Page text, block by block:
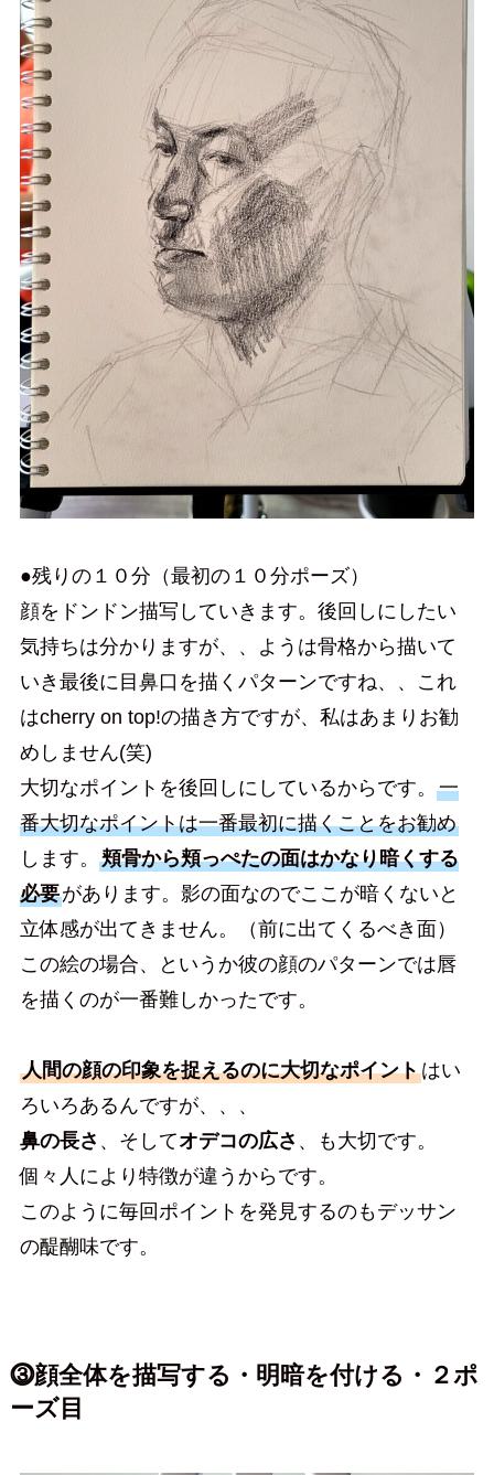
●残りの１０分（最初の１０分ポーズ）
顔をドンドン描写していきます。後回しにしたい
気持ちは分かりますが、、ようは骨格から描いて
いき最後に目鼻口を描くパターンですね、、これ
はcherry on top!の描き方ですが、私はあまりお勧
めしません(笑)
大切なポイントを後回しにしているからです。 一
番大切なポイントは一番最初に描くことをお勧め
します。 頬骨から頬っぺたの面はかなり暗くする
必要があります。影の面なのでここが暗くないと
立体感が出てきません。（前に出てくるべき面）
この絵の場合、というか彼の顔のパターンでは唇
を描くのが一番難しかったです。
人間の顔の印象を捉えるのに大切なポイントはい
ろいろあるんですが、、、
鼻の長さ 、そしてオデコの広さ 、も大切です。
個々人により特徴が違うからです。
このように毎回ポイントを発見するのもデッサン
の醍醐味です。
⓷顔全体を描写する・明暗を付ける・２ポ
ーズ目